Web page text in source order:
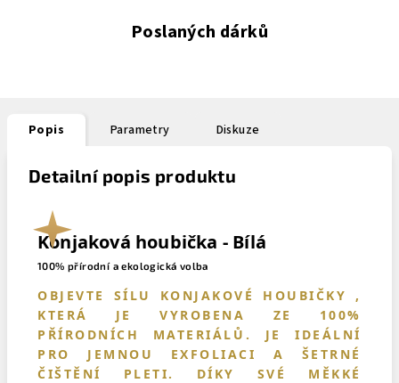
Poslaných dárků
Popis Parametry Diskuze
Detailní popis produktu
Konjaková houbička - Bílá
100% přírodní a ekologická volba
OBJEVTE SÍLU KONJAKOVÉ HOUBIČKY ,
KTERÁ JE VYROBENA ZE 100%
PŘÍRODNÍCH MATERIÁLŮ. JE IDEÁLNÍ
PRO JEMNOU EXFOLIACI A ŠETRNÉ
ČIŠTĚNÍ PLETI. DÍKY SVÉ MĚKKÉ